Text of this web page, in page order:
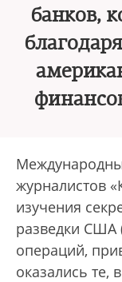
банков,
журналистов
изучения
разведки США
операций,
оказались те,